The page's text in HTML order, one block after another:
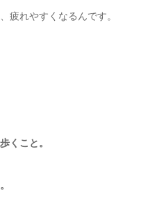
疲れやすくなるんです。
くこと。